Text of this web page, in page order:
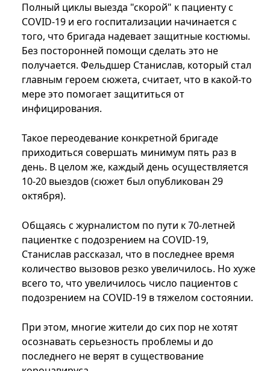
Полный циклы выезда "скорой" к пациенту с
COVID-19 и его госпитализации начинается с
того, что бригада надевает защитные костюмы.
Без посторонней помощи сделать это не
получается. Фельдшер Станислав, который стал
главным героем сюжета, считает, что в какой-то
мере это помогает защититься от
инфицирования.
Такое переодевание конкретной бригаде
приходиться совершать минимум пять раз в
день. В целом же, каждый день осуществляется
10-20 выездов (сюжет был опубликован 29
октября).
Общаясь с журналистом по пути к 70-летней
пациентке с подозрением на COVID-19,
Станислав рассказал, что в последнее время
количество вызовов резко увеличилось. Но хуже
всего то, что увеличилось число пациентов с
подозрением на COVID-19 в тяжелом состоянии.
При этом, многие жители до сих пор не хотят
осознавать серьезность проблемы и до
последнего не верят в существование